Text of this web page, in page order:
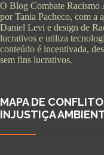
O Blog Combate Racismo
por Tania Pacheco, com a
Daniel Levi e design de
lucrativos e utiliza
conteúdo é incentivada,
sem fins lucrativos.
MAPA DE
INJUSTIÇA